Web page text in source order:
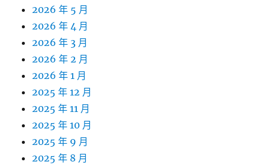
2026 年 5 月
2026 年 4 月
2026 年 3 月
2026 年 2 月
2026 年 1 月
2025 年 12 月
2025 年 11 月
2025 年 10 月
2025 年 9 月
2025 年 8 月